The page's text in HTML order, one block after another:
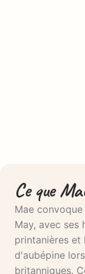
Ce que
Mae
May, avec ses
printanières et
d'aubépine
britanniques.